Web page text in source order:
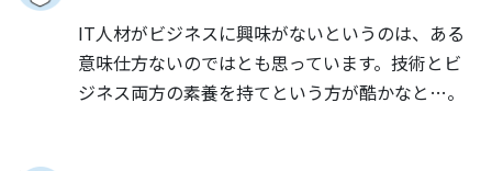
IT人材がビジネスに興味がないというのは、ある
意味仕方ないのではとも思っています。技術とビ
ジネス両方の素養を持てという方が酷かなと…。